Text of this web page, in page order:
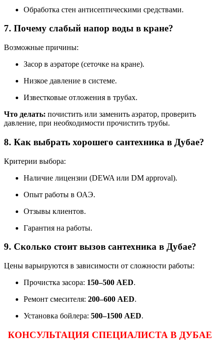
Обработка стен антисептическими средствами.
7. Почему слабый напор воды в кране?
Возможные причины:
Засор в аэраторе (сеточке на кране).
Низкое давление в системе.
Известковые отложения в трубах.
Что делать: почистить или заменить аэратор, проверить
давление, при необходимости прочистить трубы.
8. Как выбрать хорошего сантехника в Дубае?
Критерии выбора:
Наличие лицензии (DEWA или DM approval).
Опыт работы в ОАЭ.
Отзывы клиентов.
Гарантия на работы.
9. Сколько стоит вызов сантехника в Дубае?
Цены варьируются в зависимости от сложности работы:
Прочистка засора: 150–500 AED.
Ремонт смесителя: 200–600 AED.
Установка бойлера: 500–1500 AED.
КОНСУЛЬТАЦИЯ СПЕЦИАЛИСТА В ДУБАЕ